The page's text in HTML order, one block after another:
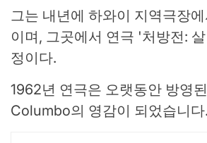
그는 내년에 하와이 지역극장
이며, 그곳에서 연극 '처방전:
정이다.
1962년 연극은 오랫동안 방영
Columbo의 영감이 되었습니다.